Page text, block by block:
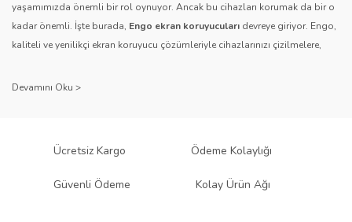
yaşamımızda önemli bir rol oynuyor. Ancak bu cihazları korumak da bir o
kadar önemli. İşte burada, Engo ekran koruyucuları devreye giriyor. Engo,
kaliteli ve yenilikçi ekran koruyucu çözümleriyle cihazlarınızı çizilmelere,
sağlıyor.
Engo ekran koruyucuları
, uzun yıllara dayanan tecrübesi ve teknolojiye
ürününü titiz bir kalite kontrol sürecinden geçirir. Kullanıcı dostu tasarımı
Ücretsiz Kargo Ödeme Kolaylığı
Güvenli Ödeme Kolay Ürün Ağı